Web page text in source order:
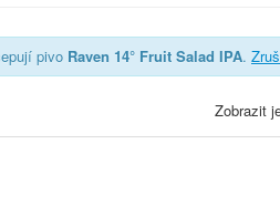
pivo Raven 14° Fruit Salad IPA.
Zobrazit